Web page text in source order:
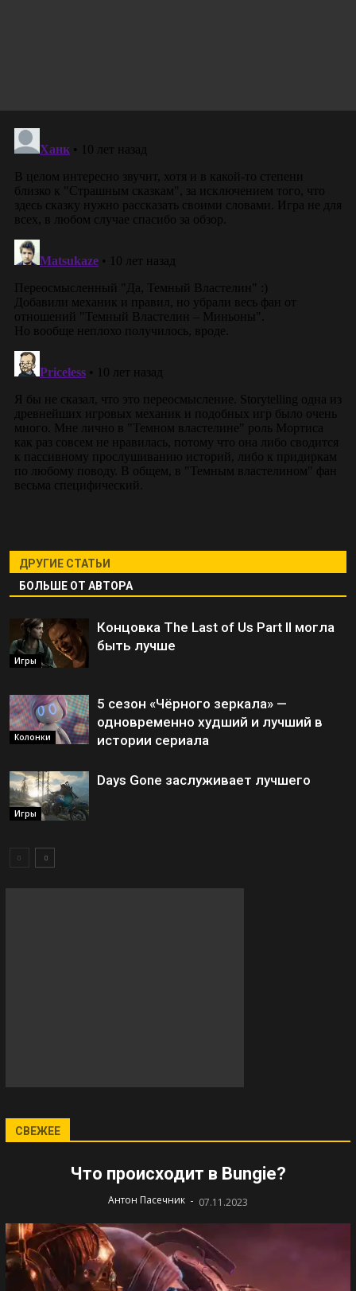
ДРУГИЕ СТАТЬИ
БОЛЬШЕ ОТ АВТОРА
Игры
Концовка The Last of Us Part II могла
быть лучше
Колонки
5 сезон «Чёрного зеркала» —
одновременно худший и лучший в
истории сериала
Игры
Days Gone заслуживает лучшего
СВЕЖЕЕ
Что происходит в Bungie?
Антон Пасечник - 07.11.2023